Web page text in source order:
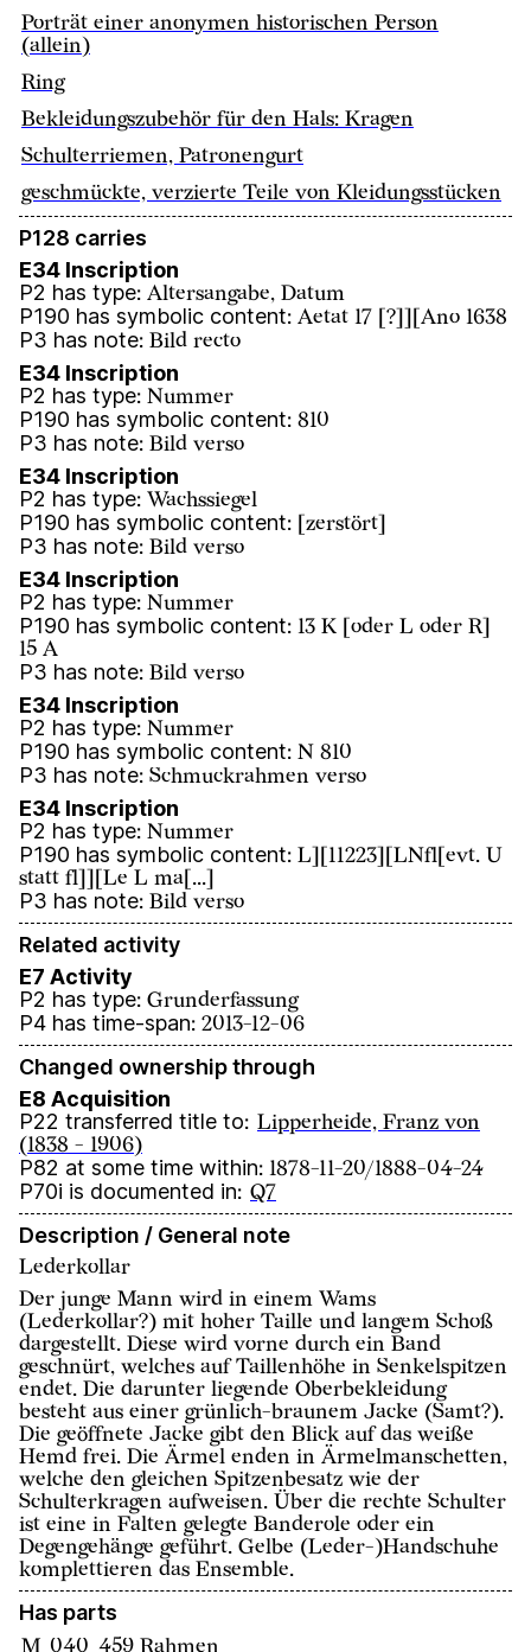
Porträt einer anonymen historischen Person
(allein)
Ring
Bekleidungszubehör für den Hals: Kragen
Schulterriemen, Patronengurt
geschmückte, verzierte Teile von Kleidungsstücken
P128 carries
E34 Inscription
P2 has type: Altersangabe, Datum
P190 has symbolic content: Aetat 17 [?]][Ano 1638
P3 has note: Bild recto
E34 Inscription
P2 has type: Nummer
P190 has symbolic content: 810
P3 has note: Bild verso
E34 Inscription
P2 has type: Wachssiegel
P190 has symbolic content: [zerstört]
P3 has note: Bild verso
E34 Inscription
P2 has type: Nummer
P190 has symbolic content: 13 K [oder L oder R]
15 A
P3 has note: Bild verso
E34 Inscription
P2 has type: Nummer
P190 has symbolic content: N 810
P3 has note: Schmuckrahmen verso
E34 Inscription
P2 has type: Nummer
P190 has symbolic content: L][11223][LNfl[evt. U
statt fl]][Le L ma[...]
P3 has note: Bild verso
Related activity
E7 Activity
P2 has type: Grunderfassung
P4 has time-span: 2013-12-06
Changed ownership through
E8 Acquisition
P22 transferred title to: Lipperheide, Franz von
(1838 - 1906)
P82 at some time within: 1878-11-20/1888-04-24
P70i is documented in: Q7
Description / General note
Lederkollar
Der junge Mann wird in einem Wams
(Lederkollar?) mit hoher Taille und langem Schoß
dargestellt. Diese wird vorne durch ein Band
geschnürt, welches auf Taillenhöhe in Senkelspitzen
endet. Die darunter liegende Oberbekleidung
besteht aus einer grünlich-braunem Jacke (Samt?).
Die geöffnete Jacke gibt den Blick auf das weiße
Hemd frei. Die Ärmel enden in Ärmelmanschetten,
welche den gleichen Spitzenbesatz wie der
Schulterkragen aufweisen. Über die rechte Schulter
ist eine in Falten gelegte Banderole oder ein
Degengehänge geführt. Gelbe (Leder-)Handschuhe
komplettieren das Ensemble.
Has parts
M_040_459 Rahmen